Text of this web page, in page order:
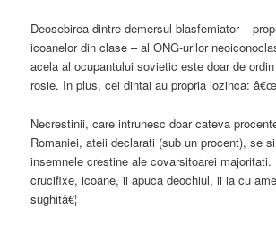
Deosebirea dintre demersul blasfemiator –
icoanelor din clase – al ONG-urilor
acela al ocupantului sovietic este doar de
rosie. In plus, cei dintai au propria lozinca:
Necrestinii, care intrunesc doar cateva
Romaniei, ateii declarati (sub un procent), se
insemnele crestine ale covarsitoarei majoritati.
crucifixe, icoane, ii apuca deochiul, ii ia cu
sughitâ€¦